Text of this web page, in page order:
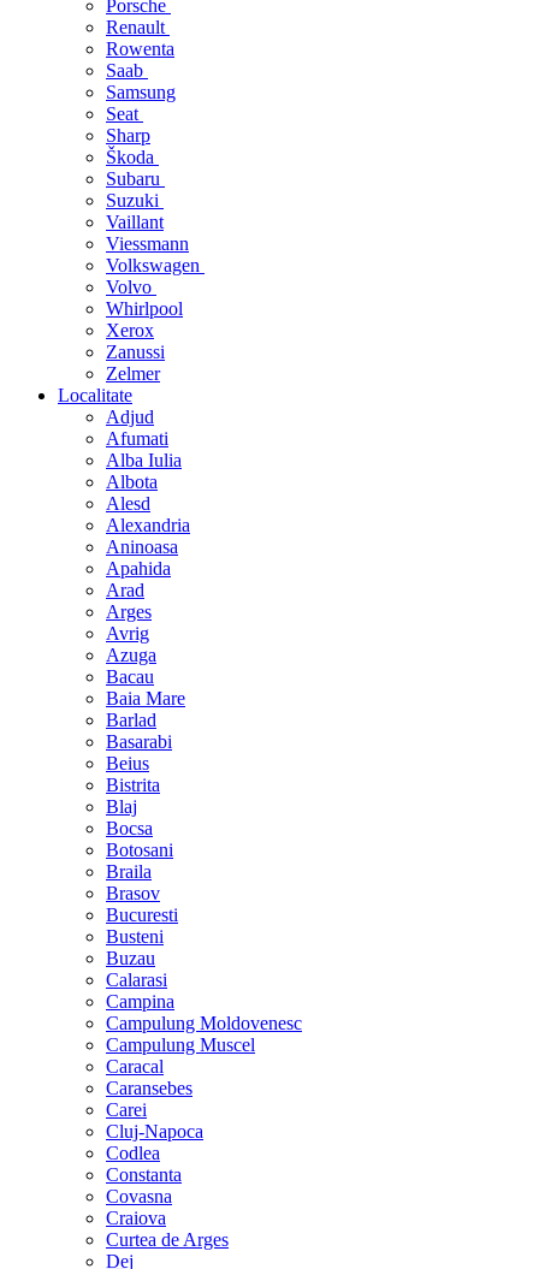
Porsche
Renault
Rowenta
Saab
Samsung
Seat
Sharp
Škoda
Subaru
Suzuki
Vaillant
Viessmann
Volkswagen
Volvo
Whirlpool
Xerox
Zanussi
Zelmer
Localitate
Adjud
Afumati
Alba Iulia
Albota
Alesd
Alexandria
Aninoasa
Apahida
Arad
Arges
Avrig
Azuga
Bacau
Baia Mare
Barlad
Basarabi
Beius
Bistrita
Blaj
Bocsa
Botosani
Braila
Brasov
Bucuresti
Busteni
Buzau
Calarasi
Campina
Campulung Moldovenesc
Campulung Muscel
Caracal
Caransebes
Carei
Cluj-Napoca
Codlea
Constanta
Covasna
Craiova
Curtea de Arges
Dej